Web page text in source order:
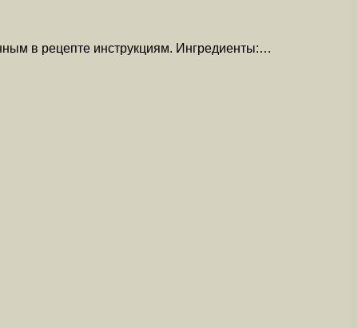
в рецепте инструкциям. Ингредиенты:…